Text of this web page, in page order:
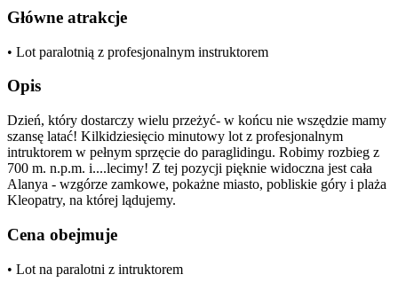
Główne atrakcje
• Lot paralotnią z profesjonalnym instruktorem
Opis
Dzień, który dostarczy wielu przeżyć- w końcu nie wszędzie mamy
szansę latać! Kilkidziesięcio minutowy lot z profesjonalnym
intruktorem w pełnym sprzęcie do paraglidingu. Robimy rozbieg z
700 m. n.p.m. i....lecimy! Z tej pozycji pięknie widoczna jest cała
Alanya - wzgórze zamkowe, pokażne miasto, pobliskie góry i plaża
Kleopatry, na której lądujemy.
Cena obejmuje
• Lot na paralotni z intruktorem